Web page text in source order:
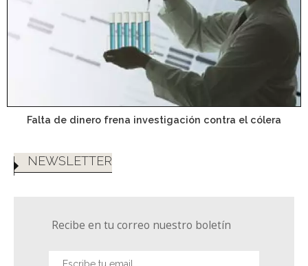
Falta de dinero frena investigación contra el cólera
NEWSLETTER
Recibe en tu correo nuestro boletín